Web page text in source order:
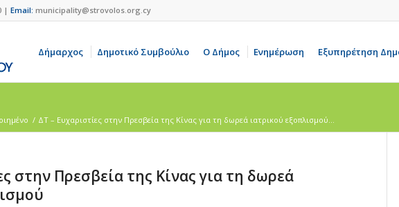
| Email: municipality@strovolos.org.cy
Δήμαρχος Δημοτικό Συμβούλιο Ο Δήμος Ενημέρωση Εξυπηρέτηση
/ ΔΤ – Ευχαριστίες στην Πρεσβεία της Κίνας για τη δωρεά ιατρικού εξοπλισμού...
στην Πρεσβεία της Κίνας για τη δωρεά